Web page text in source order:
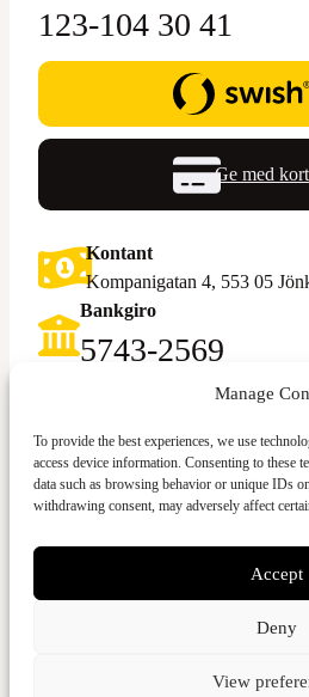
Manage
To provide the best experiences, we use
access device information. Consenting to these
data such as browsing behavior or unique IDs
withdrawing consent, may adversely affect
Accept
Deny
View
123-104 30 41
Ge med kort
Kontant
Kompanigatan 4, 553 05
Bankgiro
5743-2569‬
123-083 92 58
Ge med kort
Vattenverksvägen 44, 212 21